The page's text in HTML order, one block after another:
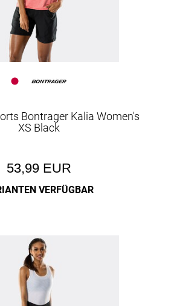
Bontrager Kalia Women's
XS Black
53,99 EUR
VERFÜGBAR